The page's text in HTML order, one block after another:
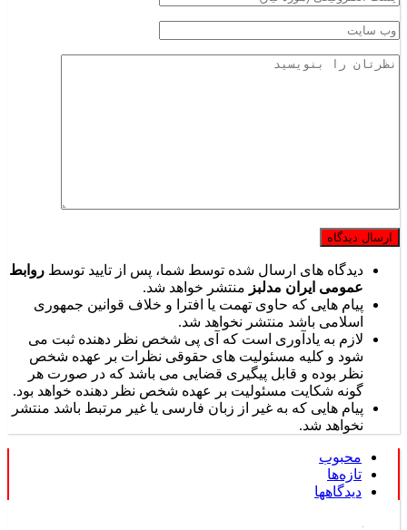
دیدگاه های ارسال شده توسط شما، پس از تایید توسط روابط
عمومی ایران مدلبز منتشر خواهد شد.
پیام هایی که حاوی تهمت یا افترا و خلاف قوانین جمهوری
اسلامی باشد منتشر نخواهد شد.
لازم به یادآوری است که آی پی شخص نظر دهنده ثبت می
شود و کلیه مسئولیت های حقوقی نظرات بر عهده شخص
نظر بوده و قابل پیگیری قضایی می باشد که در صورت هر
گونه شکایت مسئولیت بر عهده شخص نظر دهنده خواهد بود.
پیام هایی که به غیر از زبان فارسی یا غیر مرتبط باشد منتشر
نخواهد شد.
محبوب
تازه‌ها
دیدگاهها